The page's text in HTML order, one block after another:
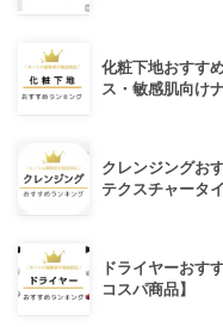
化粧下地おすす
ス・敏感肌向け
クレンジングお
テクスチャータ
ドライヤーおす
コスパ商品】